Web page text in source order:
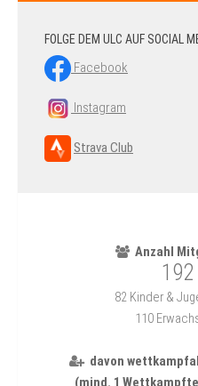
FOLGE DEM ULC AUF SOCIAL
Facebook
Instagram
Strava Club